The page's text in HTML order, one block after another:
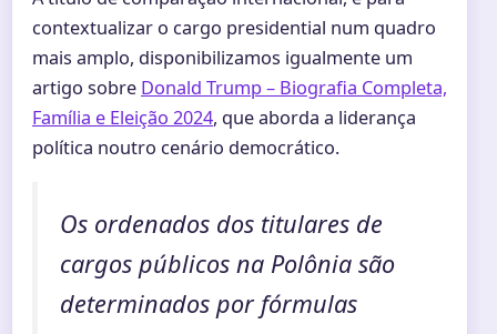
contextualizar o cargo presidential num quadro
mais amplo, disponibilizamos igualmente um
artigo sobre Donald Trump – Biografia Completa,
Família e Eleição 2024, que aborda a liderança
política noutro cenário democrático.
Os ordenados dos titulares de
cargos públicos na Polônia são
determinados por fórmulas